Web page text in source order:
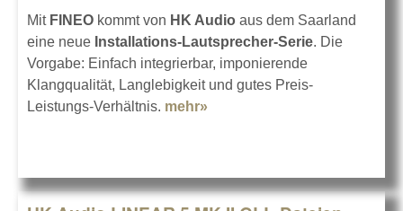
Mit FINEO kommt von HK Audio aus dem Saarland
eine neue Installations-Lautsprecher-Serie. Die
Vorgabe: Einfach integrierbar, imponierende
Klangqualität, Langlebigkeit und gutes Preis-
Leistungs-Verhältnis. mehr»